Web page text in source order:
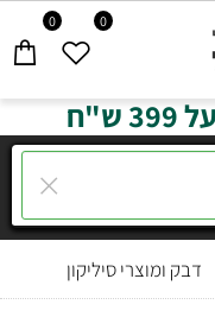
0 0
דבק ומוצרי סיליקון